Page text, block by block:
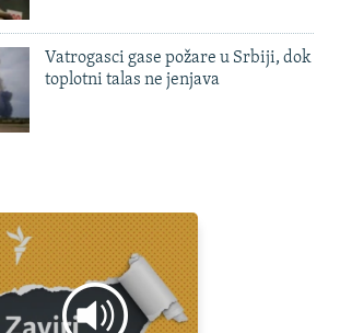
Vatrogasci gase požare u Srbiji, dok
toplotni talas ne jenjava